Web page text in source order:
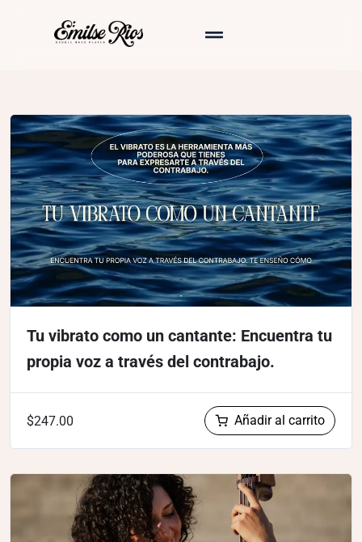
Tu vibrato como un cantante: Encuentra tu
propia voz a través del contrabajo.
$247.00 Añadir al carrito